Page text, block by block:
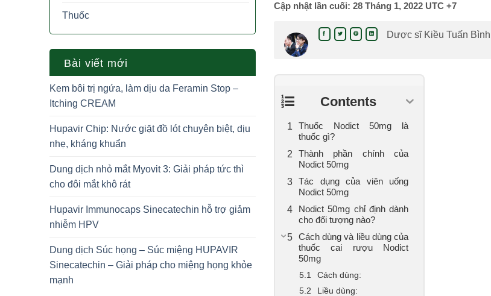
Thuốc
Bài viết mới
Kem bôi trị ngứa, làm dịu da Feramin Stop –
Itching CREAM
Hupavir Chip: Nước giặt đồ lót chuyên biệt, dịu
nhẹ, kháng khuẩn
Dung dịch nhỏ mắt Myovit 3: Giải pháp tức thì
cho đôi mắt khô rát
Hupavir Immunocaps Sinecatechin hỗ trợ giảm
nhiễm HPV
Dung dịch Súc họng – Súc miệng HUPAVIR
Sinecatechin – Giải pháp cho miệng họng khỏe
mạnh
Cập nhật lần cuối: 28 Tháng 1, 2022 UTC +7
Dược sĩ Kiều Tuấn Bình
Contents
Thuốc Nodict 50mg là
thuốc gì?
Thành phần chính của
Nodict 50mg
Tác dụng của viên uống
Nodict 50mg
Nodict 50mg chỉ định dành
cho đối tượng nào?
Cách dùng và liều dùng của
thuốc cai rượu Nodict
50mg
Cách dùng:
Liều dùng: